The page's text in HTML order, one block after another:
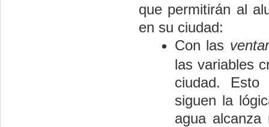
que permitirán al
en su ciudad:
Con las
las variables
ciudad. Esto
siguen la
agua alcanza